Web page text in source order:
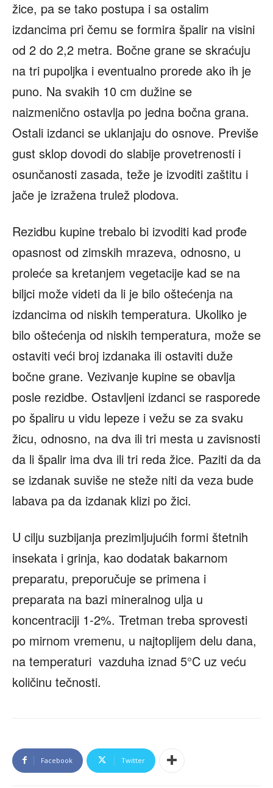
žice, pa se tako postupa i sa ostalim
izdancima pri čemu se formira špalir na visini
od 2 do 2,2 metra. Bočne grane se skraćuju
na tri pupoljka i eventualno prorede ako ih je
puno. Na svakih 10 cm dužine se
naizmenično ostavlja po jedna bočna grana.
Ostali izdanci se uklanjaju do osnove. Previše
gust sklop dovodi do slabije provetrenosti i
osunčanosti zasada, teže je izvoditi zaštitu i
jače je izražena trulež plodova.
Rezidbu kupine trebalo bi izvoditi kad prođe
opasnost od zimskih mrazeva, odnosno, u
proleće sa kretanjem vegetacije kad se na
biljci može videti da li je bilo oštećenja na
izdancima od niskih temperatura. Ukoliko je
bilo oštećenja od niskih temperatura, može se
ostaviti veći broj izdanaka ili ostaviti duže
bočne grane. Vezivanje kupine se obavlja
posle rezidbe. Ostavljeni izdanci se rasporede
po špaliru u vidu lepeze i vežu se za svaku
žicu, odnosno, na dva ili tri mesta u zavisnosti
da li špalir ima dva ili tri reda žice. Paziti da da
se izdanak suviše ne steže niti da veza bude
labava pa da izdanak klizi po žici.
U cilju suzbijanja prezimljujućih formi štetnih
insekata i grinja, kao dodatak bakarnom
preparatu, preporučuje se primena i
preparata na bazi mineralnog ulja u
koncentraciji 1-2%. Tretman treba sprovesti
po mirnom vremenu, u najtoplijem delu dana,
na temperaturi vazduha iznad 5°C uz veću
količinu tečnosti.
Facebook Twitter